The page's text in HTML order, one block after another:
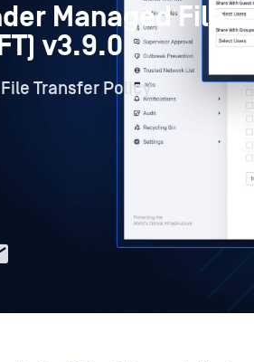
Managed File
v3.9.0
Transfer Policy